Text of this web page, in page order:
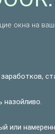
окна на
назойливо.
или